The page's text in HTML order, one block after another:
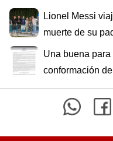
Lionel Messi
muerte de su
Una buena
conformación